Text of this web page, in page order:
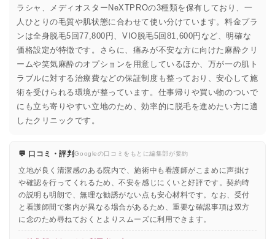
ラシャ、メディオスターNeXTPROの3種類を保有しており、一
人ひとりの毛質や肌状態に合わせて使い分けています。料金プラ
ンは全身脱毛5回77,800円、VIO脱毛5回81,600円など、明確な
価格設定が特徴です。さらに、痛みが不安な方に向けた麻酔クリ
ームや笑気麻酔のオプションを用意しているほか、万が一の肌ト
ラブルに対する治療費などの保証制度も整っており、安心して施
術を受けられる環境が整っています。仕事帰りや買い物のついで
にも立ち寄りやすい立地のため、効率的に脱毛を進めたい方に適
したクリニックです。
💬 口コミ・評判Googleの口コミをもとに編集部が要約
立地が良く清潔感のある院内で、施術中も看護師がこまめに声掛け
や確認を行ってくれるため、不安を感じにくいと好評です。契約時
の説明も明朗で、無理な勧誘がない点も安心材料です。なお、受付
と看護師間で案内が異なる場合があるため、重要な確認事項は双方
に念のため尋ねておくとよりスムーズに利用できます。